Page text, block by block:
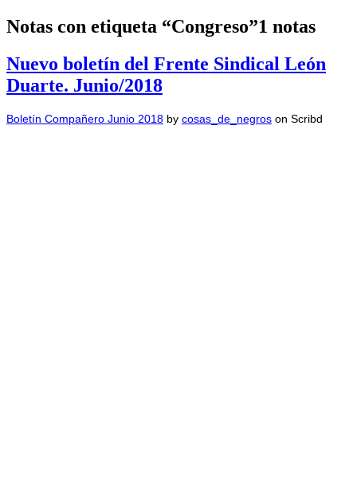
Notas con etiqueta “Congreso”1 notas
Nuevo boletín del Frente Sindical León
Duarte. Junio/2018
Boletín Compañero Junio 2018 by cosas_de_negros on Scribd